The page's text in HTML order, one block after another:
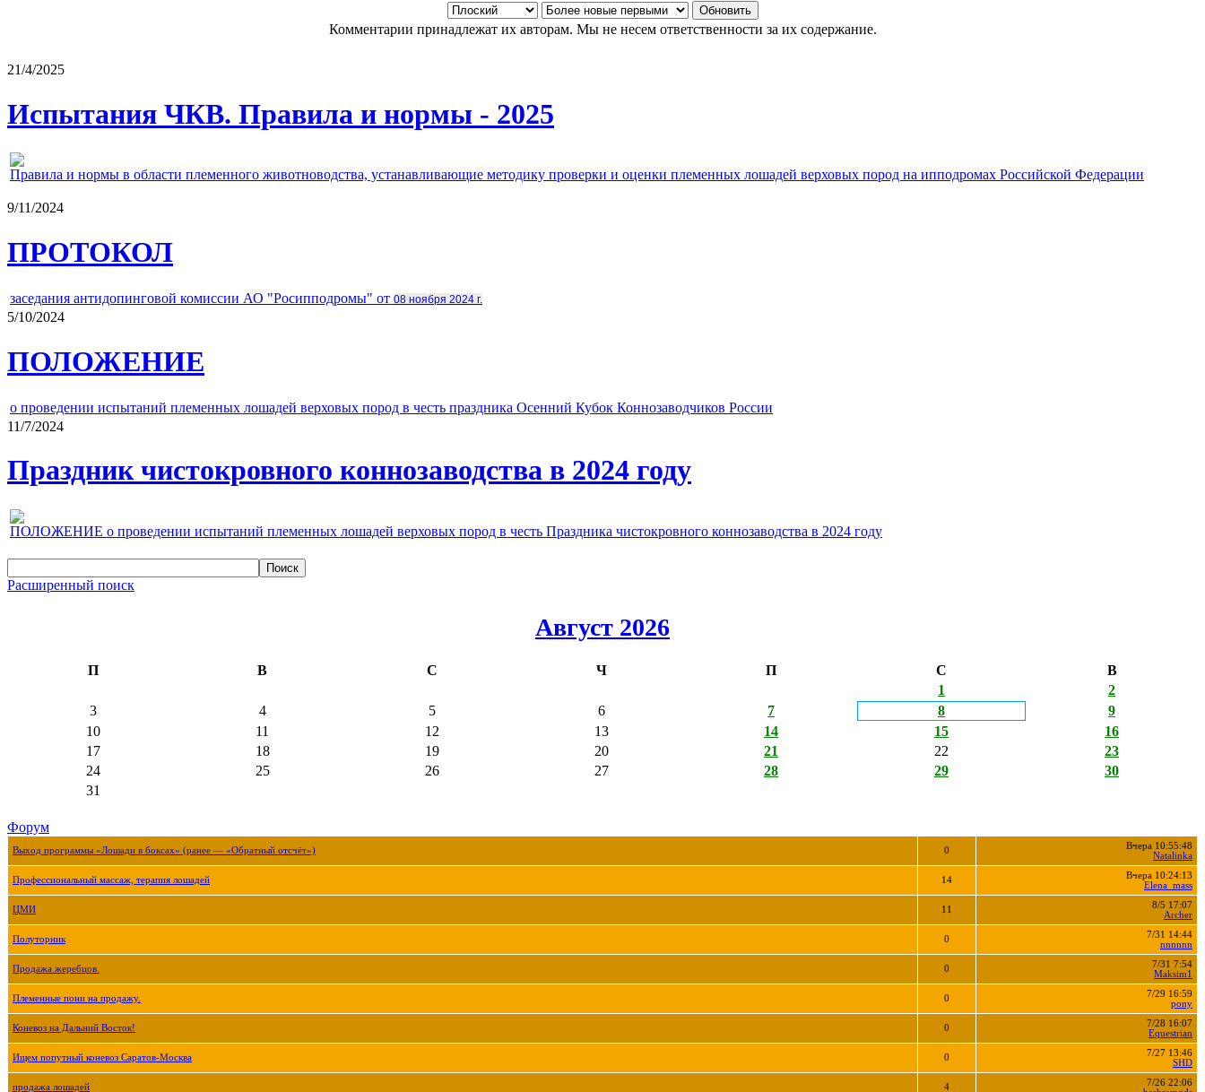
Комментарии принадлежат их авторам. Мы не несем ответственности за их содержание.
21/4/2025
Испытания ЧКВ. Правила и нормы - 2025
Правила и нормы в области племенного животноводства, устанавливающие методику проверки и оценки племенных лошадей верховых пород на ипподромах Российской Федерации
9/11/2024
ПРОТОКОЛ
заседания антидопинговой комиссии АО "Росипподромы" от 08 ноября 2024 г.
5/10/2024
ПОЛОЖЕНИЕ
о проведении испытаний племенных лошадей верховых пород в честь праздника Осенний Кубок Коннозаводчиков России
11/7/2024
Праздник чистокровного коннозаводства в 2024 году
ПОЛОЖЕНИЕ о проведении испытаний племенных лошадей верховых пород в честь Праздника чистокровного коннозаводства в 2024 году
Расширенный поиск
Август 2026
П В С Ч П С
В
1
2
3
4 5 6 7 8
9
10
11 12 13 14 15
16
17
18 19 20 21 22
23
24
25 26 27 28 29
30
31
Форум
Выход программы «Лошади в боксах» (ранее — «Обратный отсчёт») 0
Вчера 10:55:48
Natalinka
Профессиональный массаж, терапия лошадей 14
Вчера 10:24:13
Elena_mass
ЦМИ 11
8/5 17:07
Archer
Полуторник 0
7/31 14:44
nnnnnn
Продажа жеребцов. 0
7/31 7:54
Maksim1
Племенные пони на продажу. 0
7/29 16:59
pony
Коневоз на Дальний Восток! 0
7/28 16:07
Equestrian
Ищем попутный коневоз Саратов-Москва 0
7/27 13:46
SHD
продажа лошадей 4
7/26 22:06